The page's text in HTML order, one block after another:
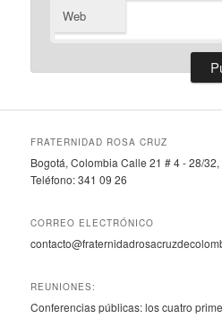
Web
FRATERNIDAD ROSA CRUZ
Bogotá, Colombia Calle 21 # 4 - 28/
Teléfono: 341 09 26
CORREO ELECTRÓNICO
REUNIONES:
Conferencias públicas: los cuatro